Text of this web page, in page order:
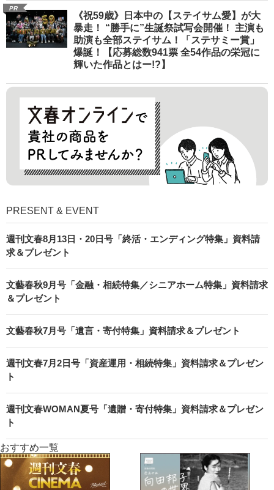
PR
《祝59歳》日本中の【ステイサム愛】が大
暴走！ “勝手に”生誕祭試写会開催！ 主演も
助演も全部ステイサム！「ステサミー賞」
爆誕！【応募総数941票 全54作品の栄冠に
輝いた作品とはー!?】
PRESENT & EVENT
週刊文春8月13日・20日号「終活・エンディング特集」資料請
求＆プレゼント
文藝春秋9月号「金融・相続特集／シニアホーム特集」資料請求
＆プレゼント
文藝春秋7月号「遺言・寄付特集」資料請求＆プレゼント
週刊文春7月2日号「資産運用・相続特集」資料請求＆プレゼン
ト
週刊文春WOMAN夏号「遺贈・寄付特集」資料請求＆プレゼン
ト
おすすめ一覧